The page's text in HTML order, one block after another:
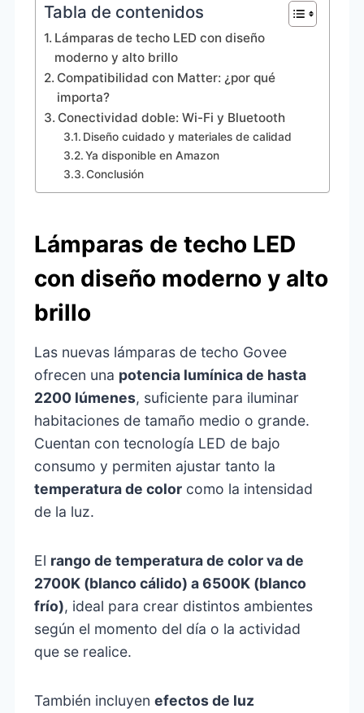
Tabla de contenidos
Lámparas de techo LED con diseño
moderno y alto brillo
Compatibilidad con Matter: ¿por qué
importa?
Conectividad doble: Wi-Fi y Bluetooth
Diseño cuidado y materiales de calidad
Ya disponible en Amazon
Conclusión
Lámparas de techo LED
con diseño moderno y alto
brillo
Las nuevas lámparas de techo Govee
ofrecen una potencia lumínica de hasta
2200 lúmenes, suficiente para iluminar
habitaciones de tamaño medio o grande.
Cuentan con tecnología LED de bajo
consumo y permiten ajustar tanto la
temperatura de color como la intensidad
de la luz.
El rango de temperatura de color va de
2700K (blanco cálido) a 6500K (blanco
frío), ideal para crear distintos ambientes
según el momento del día o la actividad
que se realice.
También incluyenefectos de luz